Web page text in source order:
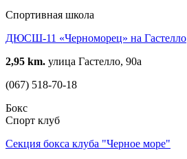
Спортивная школа
ДЮСШ-11 «Черноморец» на Гастелло
2,95 km. улица Гастелло, 90а
(067) 518-70-18
Бокс
Спорт клуб
Секция бокса клуба "Черное море"